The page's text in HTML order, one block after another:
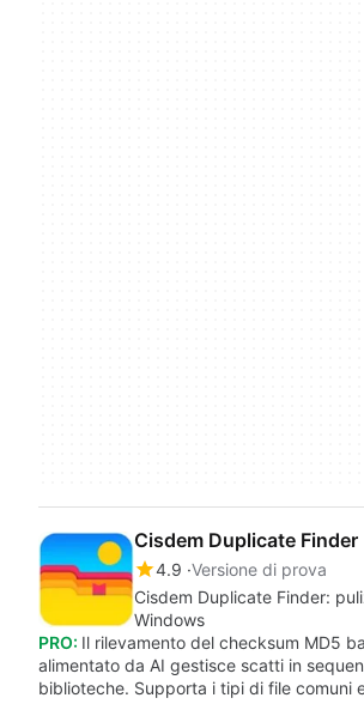
Cisdem Duplicate Finder
4.9 Versione di prova
Cisdem Duplicate Finder:
Windows
PRO: Il rilevamento del checksum MD5
alimentato da AI gestisce scatti in
biblioteche. Supporta i tipi di file comuni